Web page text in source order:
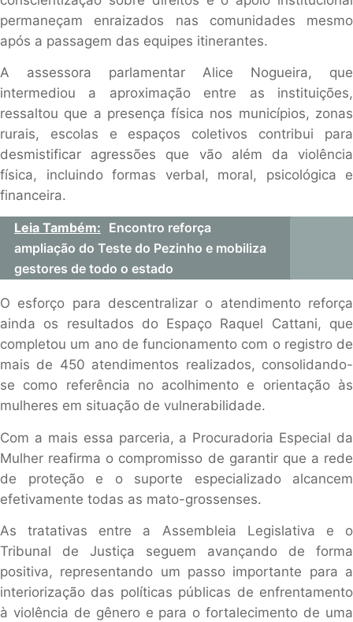
permaneçam enraizados nas comunidades mesmo
após a passagem das equipes itinerantes.
A assessora parlamentar Alice Nogueira, que
intermediou a aproximação entre as instituições,
ressaltou que a presença física nos municípios, zonas
rurais, escolas e espaços coletivos contribui para
desmistificar agressões que vão além da violência
física, incluindo formas verbal, moral, psicológica e
financeira.
Leia Também: Encontro reforça
ampliação do Teste do Pezinho e mobiliza
gestores de todo o estado
O esforço para descentralizar o atendimento reforça
ainda os resultados do Espaço Raquel Cattani, que
completou um ano de funcionamento com o registro de
mais de 450 atendimentos realizados, consolidando-
se como referência no acolhimento e orientação às
mulheres em situação de vulnerabilidade.
Com a mais essa parceria, a Procuradoria Especial da
Mulher reafirma o compromisso de garantir que a rede
de proteção e o suporte especializado alcancem
efetivamente todas as mato-grossenses.
As tratativas entre a Assembleia Legislativa e o
Tribunal de Justiça seguem avançando de forma
positiva, representando um passo importante para a
interiorização das políticas públicas de enfrentamento
à violência de gênero e para o fortalecimento de uma